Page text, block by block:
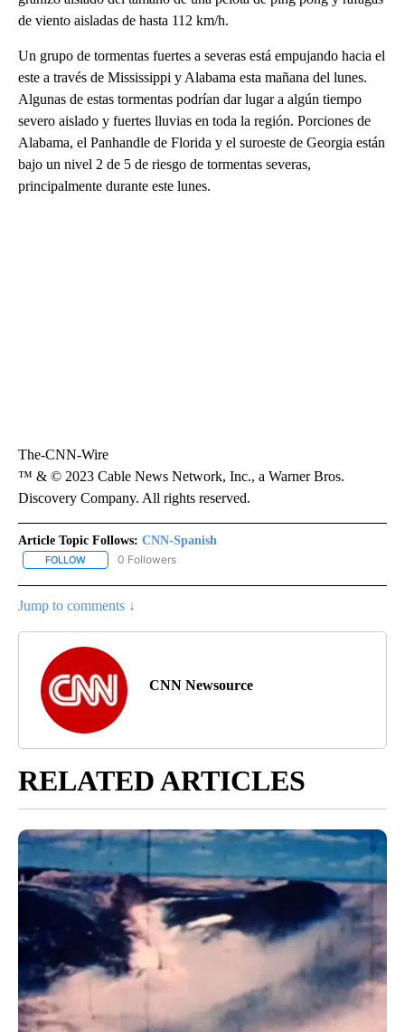
de viento aisladas de hasta 112 km/h.
Un grupo de tormentas fuertes a severas está empujando hacia el
este a través de Mississippi y Alabama esta mañana del lunes.
Algunas de estas tormentas podrían dar lugar a algún tiempo
severo aislado y fuertes lluvias en toda la región. Porciones de
Alabama, el Panhandle de Florida y el suroeste de Georgia están
bajo un nivel 2 de 5 de riesgo de tormentas severas,
principalmente durante este lunes.
The-CNN-Wire
™ & © 2023 Cable News Network, Inc., a Warner Bros.
Discovery Company. All rights reserved.
Article Topic Follows: CNN-Spanish
FOLLOW FOLLOW "CNN-SPANISH" TO RECEIVE NOTIFICATIONS ABOUT
0 Followers
Jump to comments ↓
CNN Newsource
RELATED ARTICLES